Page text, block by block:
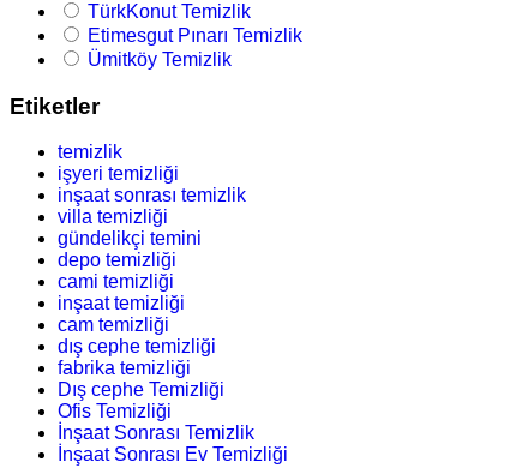
TürkKonut Temizlik
Etimesgut Pınarı Temizlik
Ümitköy Temizlik
Etiketler
temizlik
işyeri temizliği
inşaat sonrası temizlik
villa temizliği
gündelikçi temini
depo temizliği
cami temizliği
inşaat temizliği
cam temizliği
dış cephe temizliği
fabrika temizliği
Dış cephe Temizliği
Ofis Temizliği
İnşaat Sonrası Temizlik
İnşaat Sonrası Ev Temizliği